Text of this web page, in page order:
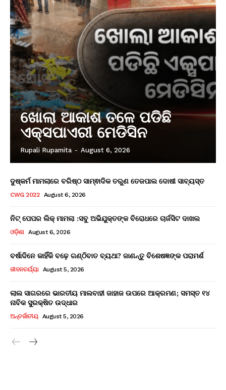
ଖୋଲା ଆକାଶ ତଳେ ପଡିଛି
ଏକ୍ସପାଏରୀ ମେଡିସିନ
Rupali Rupamita - August 6, 2026
ଦୁଷ୍କର୍ମ ମାମଲାରେ ବରିଷ୍ଠ ସାମ୍ଵାଦିକ ତରୁଣ ତେଜପାଲ ଦୋଷୀ ସାବ୍ୟସ୍ତ
CWG 2022 August 6, 2026
ନିଟ୍ ପେପର ଲିକ୍ ମାମଲା :ସବୁ ଅଭିଯୁକ୍ତଙ୍କ ବିରୋଧରେ ଚାର୍ଜସିଟ ଦାଖଲ
ଓଡ଼ିଶା August 6, 2026
ବର୍ଷାଦିନେ କାହିଁକି ବଢ଼େ ଗଣ୍ଠିବାତ ବ୍ୟଥା? ଜାଣନ୍ତୁ ବିଶେଷଜ୍ଞଙ୍କ ପରାମର୍ଶ
ଜୀବନଚର୍ଯ୍ୟା August 5, 2026
ଲାଲ ସାଗରରେ ଭାରତୀୟ ମାଲବାହୀ ଜାହାଜ ଉପରେ ଆକ୍ରମଣ; ସମସ୍ତ ୧୪
ନାବିକ ସୁରକ୍ଷିତ ଉଦ୍ଧାର
ଅନ୍ତର୍ଜାତୀୟ August 5, 2026